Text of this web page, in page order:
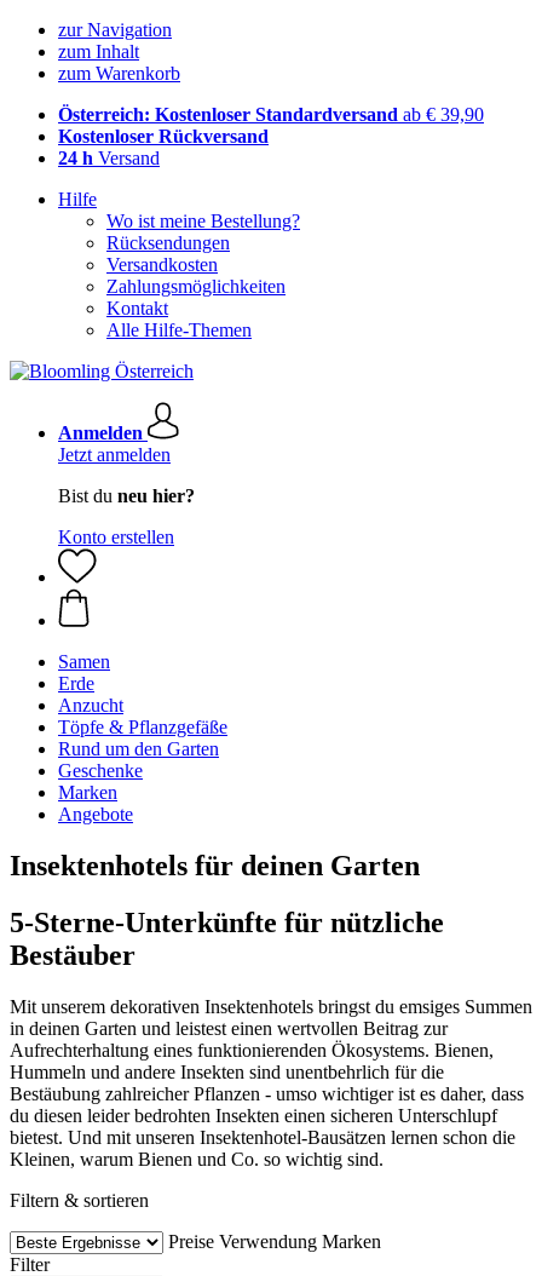
zur Navigation
zum Inhalt
zum Warenkorb
Österreich: Kostenloser Standardversand ab € 39,90
Kostenloser Rückversand
24 h Versand
Hilfe
Wo ist meine Bestellung?
Rücksendungen
Versandkosten
Zahlungsmöglichkeiten
Kontakt
Alle Hilfe-Themen
Anmelden
Jetzt anmelden
Bist du neu hier?
Konto erstellen
Samen
Erde
Anzucht
Töpfe & Pflanzgefäße
Rund um den Garten
Geschenke
Marken
Angebote
Insektenhotels für deinen Garten
5-Sterne-Unterkünfte für nützliche
Bestäuber
Mit unserem dekorativen Insektenhotels bringst du emsiges Summen
in deinen Garten und leistest einen wertvollen Beitrag zur
Aufrechterhaltung eines funktionierenden Ökosystems. Bienen,
Hummeln und andere Insekten sind unentbehrlich für die
Bestäubung zahlreicher Pflanzen - umso wichtiger ist es daher, dass
du diesen leider bedrohten Insekten einen sicheren Unterschlupf
bietest. Und mit unseren Insektenhotel-Bausätzen lernen schon die
Kleinen, warum Bienen und Co. so wichtig sind.
Filtern & sortieren
Preise Verwendung Marken
Filter